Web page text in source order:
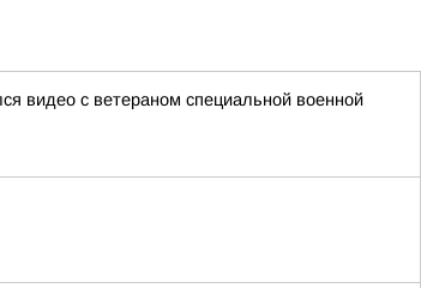
видео с ветераном специальной военной